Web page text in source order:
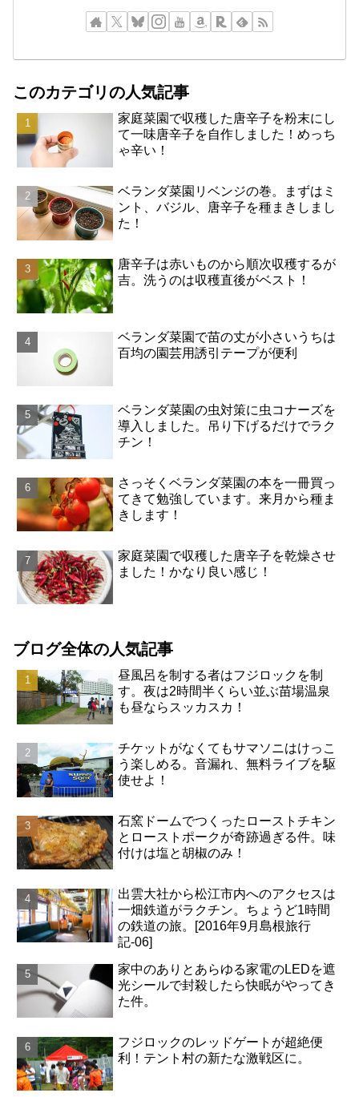
このカテゴリの人気記事
家庭菜園で収穫した唐辛子を粉末にし
て一味唐辛子を自作しました！めっち
ゃ辛い！
ベランダ菜園リベンジの巻。まずはミ
ント、バジル、唐辛子を種まきしまし
た！
唐辛子は赤いものから順次収穫するが
吉。洗うのは収穫直後がベスト！
ベランダ菜園で苗の丈が小さいうちは
百均の園芸用誘引テープが便利
ベランダ菜園の虫対策に虫コナーズを
導入しました。吊り下げるだけでラク
チン！
さっそくベランダ菜園の本を一冊買っ
てきて勉強しています。来月から種ま
きします！
家庭菜園で収穫した唐辛子を乾燥させ
ました！かなり良い感じ！
ブログ全体の人気記事
昼風呂を制する者はフジロックを制
す。夜は2時間半くらい並ぶ苗場温泉
も昼ならスッカスカ！
チケットがなくてもサマソニはけっこ
う楽しめる。音漏れ、無料ライブを駆
使せよ！
石窯ドームでつくったローストチキン
とローストポークが奇跡過ぎる件。味
付けは塩と胡椒のみ！
出雲大社から松江市内へのアクセスは
一畑鉄道がラクチン。ちょうど1時間
の鉄道の旅。[2016年9月島根旅行
記-06]
家中のありとあらゆる家電のLEDを遮
光シールで封殺したら快眠がやってき
た件。
フジロックのレッドゲートが超絶便
利！テント村の新たな激戦区に。